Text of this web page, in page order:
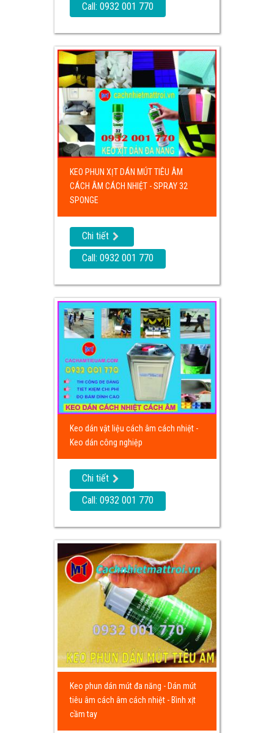
Call: 0932 001 770
KEO PHUN XỊT DÁN MÚT TIÊU ÂM
CÁCH ÂM CÁCH NHIỆT - SPRAY 32
SPONGE
Chi tiết
Call: 0932 001 770
Keo dán vật liệu cách âm cách nhiệt -
Keo dán công nghiệp
Chi tiết
Call: 0932 001 770
Keo phun dán mút đa năng - Dán mút
tiêu âm cách âm cách nhiệt - Bình xịt
cầm tay